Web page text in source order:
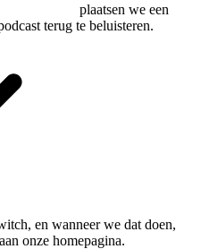
plaatsen we een
terug te beluisteren.
en wanneer we dat doen,
onze homepagina.